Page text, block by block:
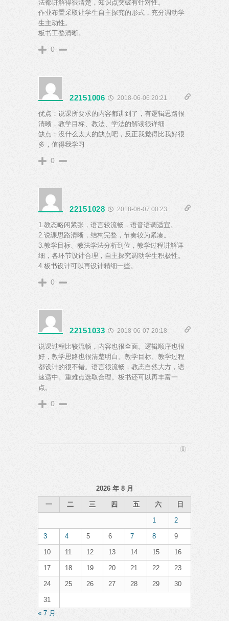
法都讲解得很清楚，知识点突破有针对性。
作业布置采取让学生自主探究的形式，充分调动学
生主动性。
板书工整清晰。
0
22151006 2018-06-06 20:21
优点：说课所要求的内容都讲到了，有逻辑思路很
清晰，教学目标、教法、学法的解读很详细
缺点：没什么太大的缺点吧，反正我觉得比我好很
多，值得我学习
0
22151028 2018-06-07 00:23
1.教态略闲紧张，语言较流畅，语音语调适宜。
2.说课思路清晰，结构完整，节奏较为紧凑。
3.教学目标、教法学法分析到位，教学过程讲解详
细，各环节设计合理，自主探究调动学生积极性。
4.板书设计可以再设计精细一些。
0
22151033 2018-06-07 20:18
说课过程比较流畅，内容也很全面。逻辑顺序也很
好，教学思路也很清楚明白。教学目标、教学过程
都设计的很不错。语言很流畅，教态自然大方，语
速适中。重难点选取合理。板书还可以再丰富一
点。
0
2026 年 8 月
一 二 三 四 五 六 日
1 2
3 4 5 6 7 8 9
10 11 12 13 14 15 16
17 18 19 20 21 22 23
24 25 26 27 28 29 30
31
« 7 月